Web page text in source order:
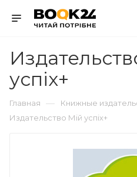
успіх+
Главная — Книжные
Издательство Мій успіх+